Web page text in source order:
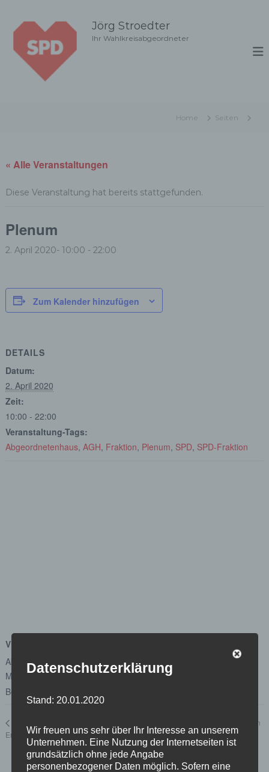
Jörg Stroedter
Ihr Wahlkreisabgeordneter
Home Seiten
« Alle Veranstaltungen
Diese Veranstaltung hat bereits stattgefunden.
Plenum
2. April 2020- 10:00 - 22:00
Zum Kalender hinzufügen
DETAILS
Datum:
2. April 2020
Zeit:
10:00 - 22:00
Veranstaltung-Tags:
Abgeordnetenhaus, AGH, Fraktion, Plenum, SPD, SPD-Fraktion
VERANSTALTUNGSORT
Abgeordnetenhaus von Berlin
Margot-Friedländer-Platz
Berlin
Energie, Betriebe 30.03.2020
Telefonsprechstunde mit meinen
Mitarbeiter*innen
Datenschutzerklärung
Stand: 20.01.2020
Wir freuen uns sehr über Ihr Interesse an unserem
Unternehmen. Eine Nutzung der Internetseiten ist
grundsätzlich ohne jede Angabe
personenbezogener Daten möglich. Sofern eine